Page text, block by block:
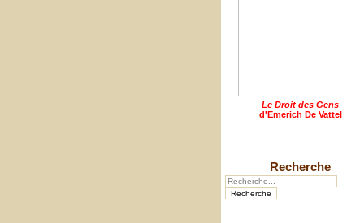
Le Droit des Gens
d'Emerich De Vattel
Recherche